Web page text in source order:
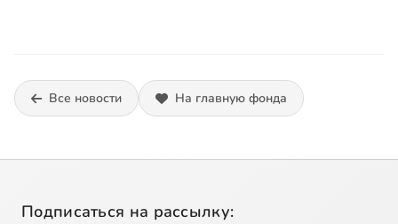
Все новости На главную фонда
Подписаться на рассылку: